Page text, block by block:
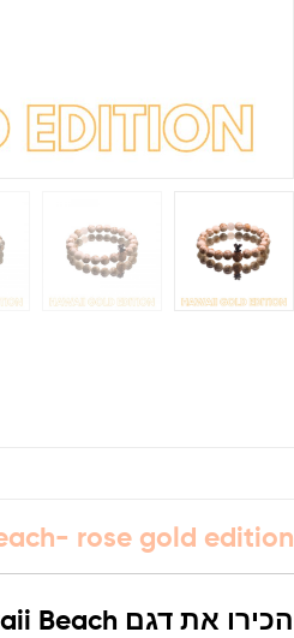
rose gold edition
הכירו את דגם Hawaii Beach – תכשיט טרופי יוקרתי המשלב את הקסם של חופי הוואי המרהיבים.